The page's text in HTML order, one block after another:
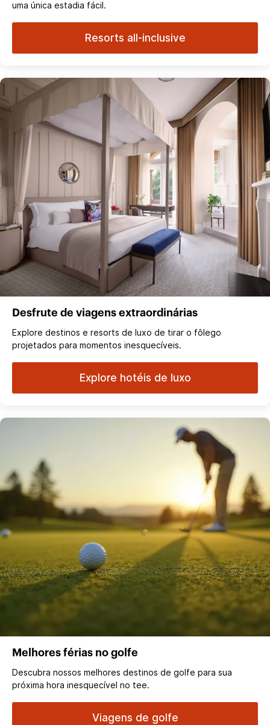
uma única estadia fácil.
Resorts all-inclusive
Desfrute de viagens extraordinárias
Explore destinos e resorts de luxo de tirar o fôlego
projetados para momentos inesquecíveis.
Explore hotéis de luxo
Melhores férias no golfe
Descubra nossos melhores destinos de golfe para sua
próxima hora inesquecível no tee.
Viagens de golfe